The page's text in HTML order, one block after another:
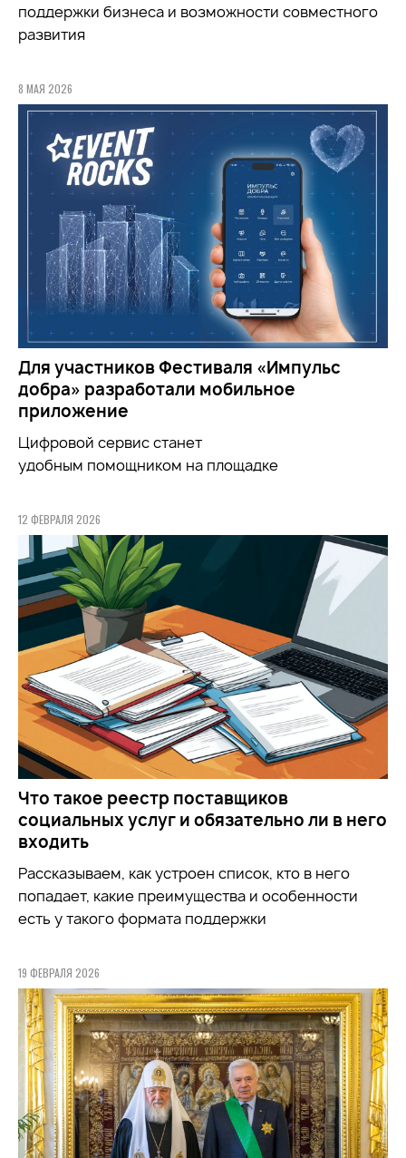
поддержки бизнеса и возможности совместного
развития
8 МАЯ 2026
Для участников Фестиваля «Импульс
добра» разработали мобильное
приложение
Цифровой сервис станет
удобным помощником на площадке
12 ФЕВРАЛЯ 2026
Что такое реестр поставщиков
социальных услуг и обязательно ли в него
входить
Рассказываем, как устроен список, кто в него
попадает, какие преимущества и особенности
есть у такого формата поддержки
19 ФЕВРАЛЯ 2026